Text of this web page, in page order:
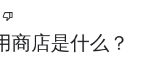
商店是什么？